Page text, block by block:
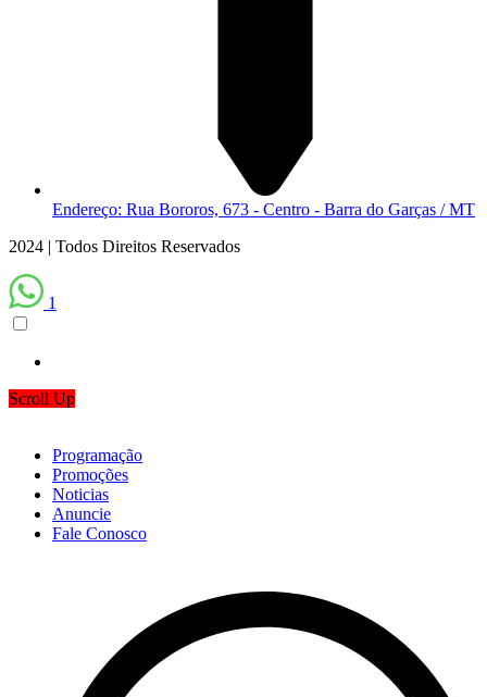
Endereço: Rua Bororos, 673 - Centro - Barra do Garças / MT
2024 | Todos Direitos Reservados
1
Scroll Up
Programação
Promoções
Noticias
Anuncie
Fale Conosco